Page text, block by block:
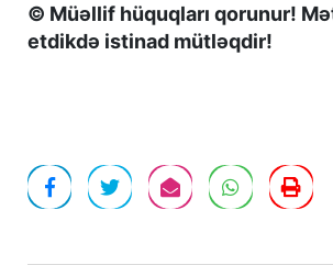
© Müəllif hüquqları qorunur!
etdikdə istinad mütləqdir!